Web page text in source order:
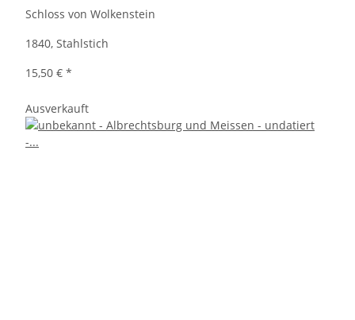
Schloss von Wolkenstein
1840, Stahlstich
15,50 € *
Ausverkauft